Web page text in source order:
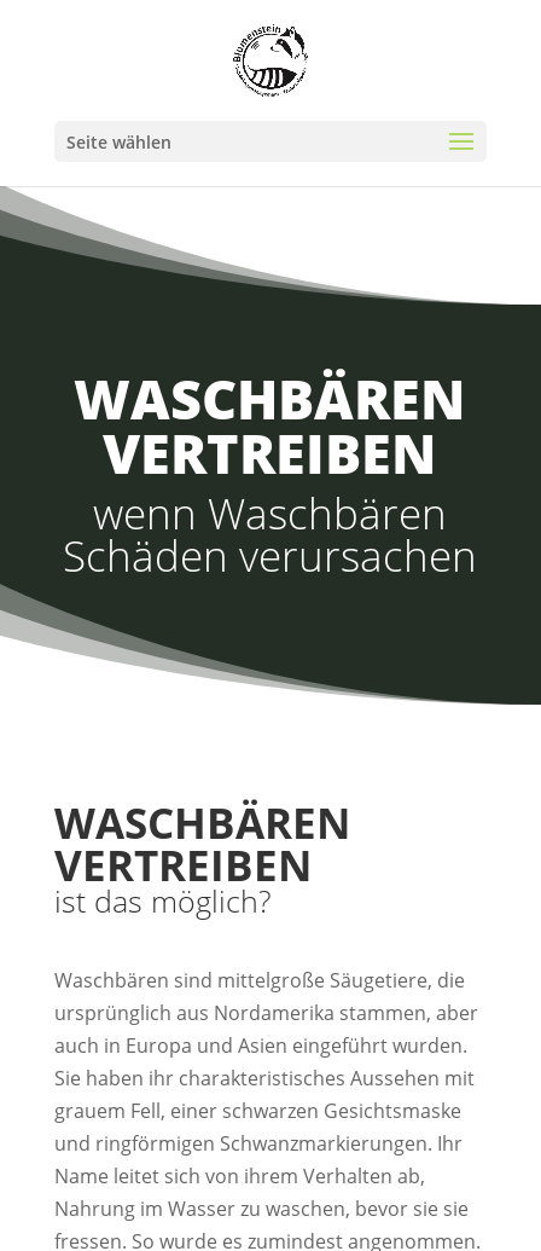
Seite wählen
WASCHBÄREN
VERTREIBEN
wenn Waschbären
Schäden verursachen
WASCHBÄREN
VERTREIBEN
ist das möglich?
Waschbären sind mittelgroße Säugetiere, die
ursprünglich aus Nordamerika stammen, aber
auch in Europa und Asien eingeführt wurden.
Sie haben ihr charakteristisches Aussehen mit
grauem Fell, einer schwarzen Gesichtsmaske
und ringförmigen Schwanzmarkierungen. Ihr
Name leitet sich von ihrem Verhalten ab,
Nahrung im Wasser zu waschen, bevor sie sie
fressen. So wurde es zumindest angenommen.